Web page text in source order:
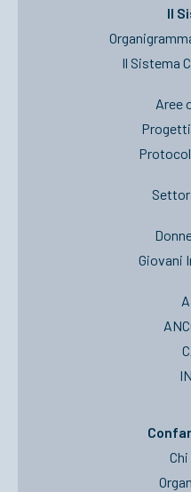
Il
Il Sistema
Aree
Giovani